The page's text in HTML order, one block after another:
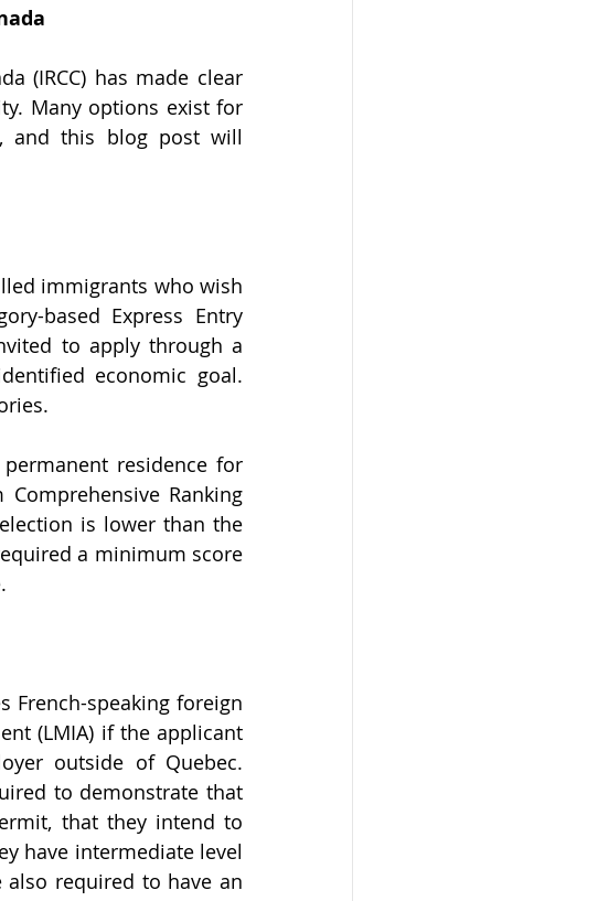
(IRCC) has made clear
Many options exist for
and this blog post will
immigrants who wish
based Express Entry
to apply through a
economic goal.
residence for
Ranking
is lower than the
a minimum score
French-speaking foreign
(LMIA) if the applicant
outside of Quebec.
to demonstrate that
that they intend to
have intermediate level
also required to have an